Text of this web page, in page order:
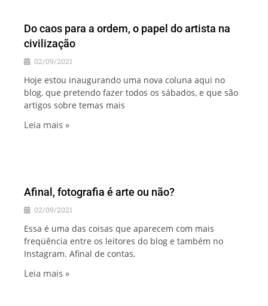
Do caos para a ordem, o papel do artista na
civilização
02/09/2021
Hoje estou inaugurando uma nova coluna aqui no
blog, que pretendo fazer todos os sábados, e que são
artigos sobre temas mais
Leia mais »
Afinal, fotografia é arte ou não?
02/09/2021
Essa é uma das coisas que aparecem com mais
freqüência entre os leitores do blog e também no
Instagram. Afinal de contas,
Leia mais »